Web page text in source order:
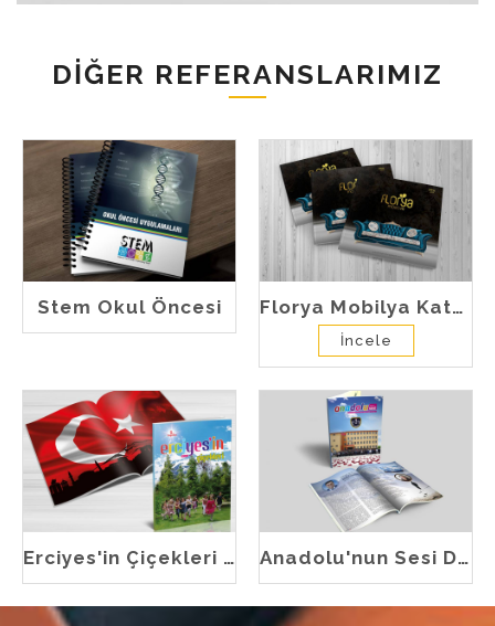
DIĞER REFERANSLARIMIZ
Stem Okul Öncesi Florya Mobilya Katalog
İncele
Erciyes'in Çiçekleri Dergisi Anadolu'nun Sesi Dergisi